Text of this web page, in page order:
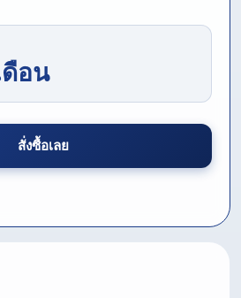
อน
สั่งซื้อเลย